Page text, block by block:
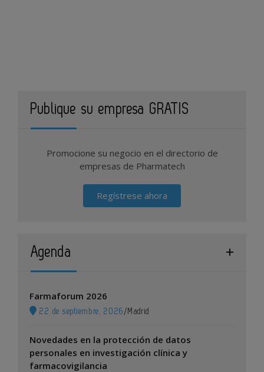
Publique su empresa GRATIS
Promocione su negocio en el directorio de
empresas de Pharmatech
Regístrese ahora
Agenda
Farmaforum 2026
22 de septiembre, 2026 / Madrid
Novedades en la protección de datos
personales en investigación clínica y
farmacovigilancia